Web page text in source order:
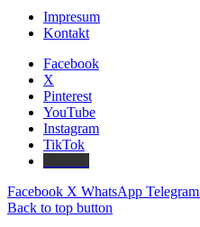
Impresum
Kontakt
Facebook
X
Pinterest
YouTube
Instagram
TikTok
Facebook X WhatsApp Telegram
Back to top button